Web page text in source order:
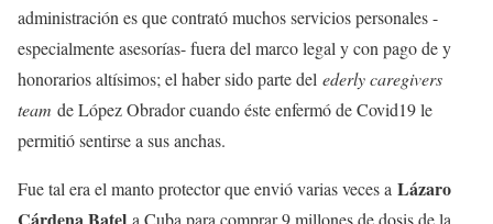
administración es que contrató muchos servicios personales -
especialmente asesorías- fuera del marco legal y con pago de y
honorarios altísimos; el haber sido parte del ederly caregivers
team de López Obrador cuando éste enfermó de Covid19 le
permitió sentirse a sus anchas.
Fue tal era el manto protector que envió varias veces a Lázaro
a Cuba para comprar 9 millones de dosis de la